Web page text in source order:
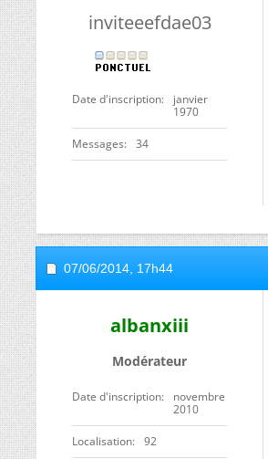
inviteeefdae03
Date d'inscription
janvier
1970
Messages 34
07/06/2014, 17h44
albanxiii
Modérateur
Date d'inscription
novembre
2010
Localisation 92